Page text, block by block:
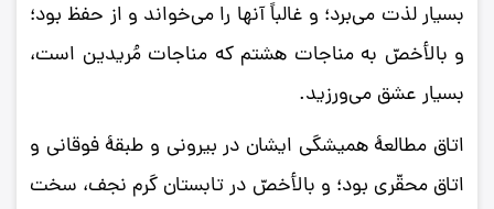
بسیار لذت می‌برد؛ و غالباً آنها را می‌خواند و از حفظ بود؛
و بالأخصّ به مناجات هشتم که مناجات مُریدین است،
بسیار عشق می‌ورزید.
اتاق مطالعۀ همیشگی ایشان در بیرونی و طبقۀ فوقانی و
اتاق محقّری بود؛ و بالأخصّ در تابستان گرم نجف، سخت